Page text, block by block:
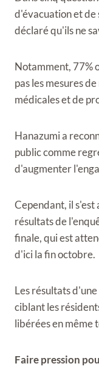
d'évacuation et de
déclaré qu'ils ne
Notamment, 77%
pas les mesures
médicales et de
Hanazumi a
public comme
d'augmenter
Cependant, il
résultats de
finale, qui est
d'ici la fin octobre.
Les résultats
ciblant les
libérées en même
Faire pression